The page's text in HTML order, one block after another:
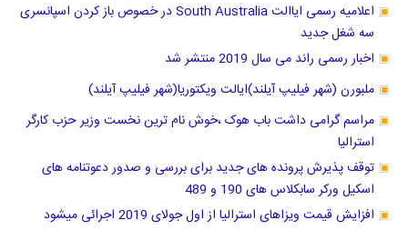
اعلامیه رسمی ایاالت South Australia در خصوص باز کردن اسپانسری
سه شغل جدید
اخبار رسمی راند می سال 2019 منتشر شد
ملبورن (شهر فیلیپ آیلند)ایالت ویکتوریا(شهر فیلیپ آیلند)
مراسم گرامی داشت باب هوک ،خوش نام ترین نخست وزیر حزب کارگر
استرالیا
توقف پذیرش پرونده های جدید برای بررسی و صدور دعوتنامه های
اسکیل ورکر سابکلاس های 190 و 489
افزایش قیمت ویزاهای استرالیا از اول جولای 2019 اجرائی میشود